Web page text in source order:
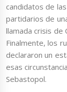
candidatos de
partidarios de
llamada crisis de
Finalmente, los
declararon un
esas
Sebastopol.